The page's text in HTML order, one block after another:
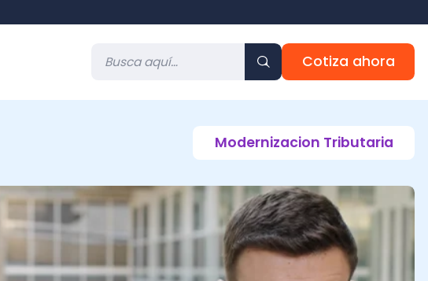
Cotiza ahora
Modernizacion Tributaria